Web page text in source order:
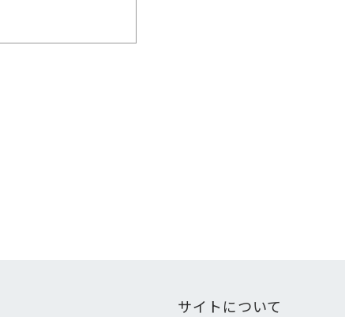
サイトについて